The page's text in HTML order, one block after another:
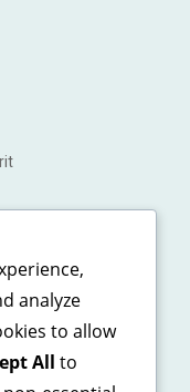
analyze
to allow
All to